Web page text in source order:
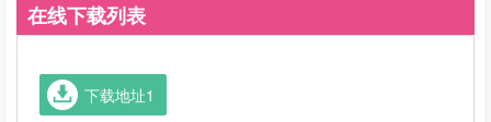
在线下载列表
下载地址1